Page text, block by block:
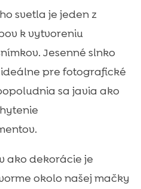
svetla je jeden z
k vytvoreniu
Jesenné slnko
pre fotografické
sa javia ako
ako dekorácie je
okolo našej mačky